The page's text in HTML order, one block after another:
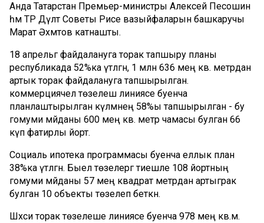
Анда Татарстан Премьер-министры Алексей Песошин
һәм ТР Дәүләт Советы Рәисе вазыйфаларын башкаручы
Марат Әхмәтов катнашты.
18 апрельгә файдалануга торак тапшыру планы
республикада 52%ка үтәлгән, 1 млн 636 мең кв. метрдан
артык торак файдалануга тапшырылган.
коммерциячел төзелеш линиясе буенча
планлаштырылган күләмнең 58%ы тапшырылган - бу
гомуми мәйданы 600 мең кв. метр чамасы булган 66
күп фатирлы йорт.
Социаль ипотека программасы буенча еллык план
38%ка үтәлгән. Быел төзелергә тиешле 108 йортның
гомуми мәйданы 57 мең квадрат метрдан артыграк
булган 10 объекты төзелеп беткән.
Шәхси торак төзелеше линиясе буенча 978 мең кв.м.